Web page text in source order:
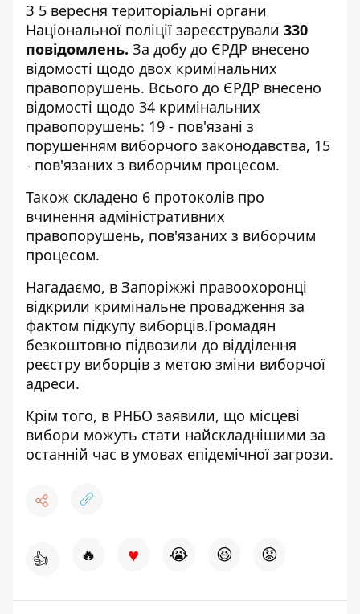
З 5 вересня територіальні органи
Національної поліції зареєстрували 330
повідомлень. За добу до ЄРДР внесено
відомості щодо двох кримінальних
правопорушень. Всього до ЄРДР внесено
відомості щодо 34 кримінальних
правопорушень: 19 - пов'язані з
порушенням виборчого законодавства, 15
- пов'язаних з виборчим процесом.
Також складено 6 протоколів про
вчинення адміністративних
правопорушень, пов'язаних з виборчим
процесом.
Нагадаємо, в Запоріжжі правоохоронці
відкрили кримінальне провадження за
фактом підкупу виборців.Громадян
безкоштовно підвозили до відділення
реєстру виборців з метою зміни виборчої
адреси.
Крім того, в РНБО заявили, що місцеві
вибори можуть стати найскладнішими за
останній час в умовах епідемічної загрози.
👍 🔥 ♥ 😭 😆 😡